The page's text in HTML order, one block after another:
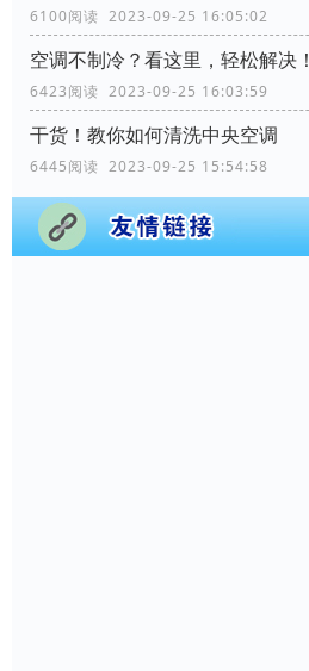
6100阅读 2023-09-25 16:05:02
空调不制冷？看这里，轻松解决！
6423阅读 2023-09-25 16:03:59
干货！教你如何清洗中央空调
6445阅读 2023-09-25 15:54:58